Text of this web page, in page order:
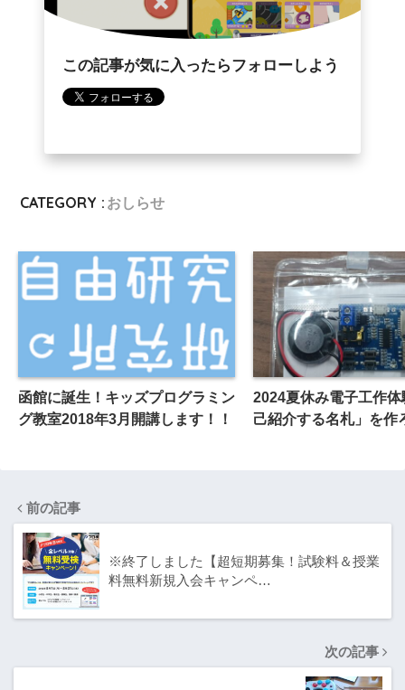
この記事が気に入ったらフォローしよう
CATEGORY : おしらせ
函館に誕生！キッズプログラミン
グ教室2018年3月開講します！！
2024夏休み電子工作
己紹介する名札」を作
前の記事
※終了しました【超短期募集！試験料＆授業
料無料新規入会キャンペ…
次の記事